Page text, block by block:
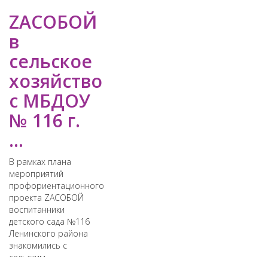
ZAСОБОЙ
в
сельское
хозяйство
с МБДОУ
№ 116 г.
...
В рамках плана
мероприятий
профориентационного
проекта ZAСОБОЙ
воспитанники
детского сада №116
Ленинского района
знакомились с